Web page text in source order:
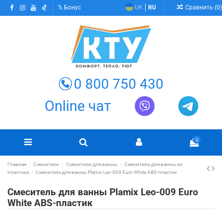
Бонус UK RU Сравнить (0)
0 800 750 430
Online чат
0
Главная Смесители Смесители для ванны
Смесители для ванны из
пластика
Смеситель для ванны Plamix Leo-009 Euro White ABS-пластик
Смеситель для ванны Plamix Leo-009 Euro
White ABS-пластик